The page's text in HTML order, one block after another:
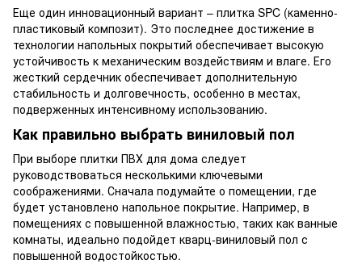
Еще один инновационный вариант – плитка SPC (каменно-
пластиковый композит). Это последнее достижение в
технологии напольных покрытий обеспечивает высокую
устойчивость к механическим воздействиям и влаге. Его
жесткий сердечник обеспечивает дополнительную
стабильность и долговечность, особенно в местах,
подверженных интенсивному использованию.
Как правильно выбрать виниловый пол
При выборе плитки ПВХ для дома следует
руководствоваться несколькими ключевыми
соображениями. Сначала подумайте о помещении, где
будет установлено напольное покрытие. Например, в
помещениях с повышенной влажностью, таких как ванные
комнаты, идеально подойдет кварц-виниловый пол с
повышенной водостойкостью.